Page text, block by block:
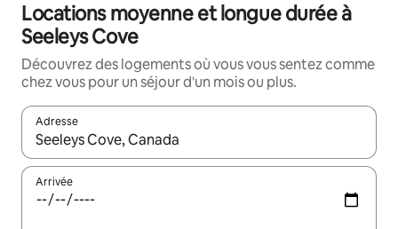
Locations moyenne et longue durée à
Seeleys Cove
Découvrez des logements où vous vous sentez comme
chez vous pour un séjour d'un mois ou plus.
Adresse
Lorsque les résultats s'affichent, utilisez les flèches vers le
Arrivée